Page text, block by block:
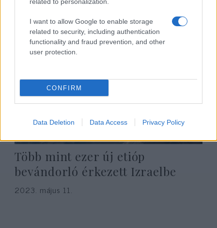
I want to allow Google to enable storage
related to security, including authentication
functionality and fraud prevention, and other
user protection.
CONFIRM
Data Deletion Data Access Privacy Policy
Több mint ezer új etióp
bevándorló érkezett Izraelbe
2023. május 11.